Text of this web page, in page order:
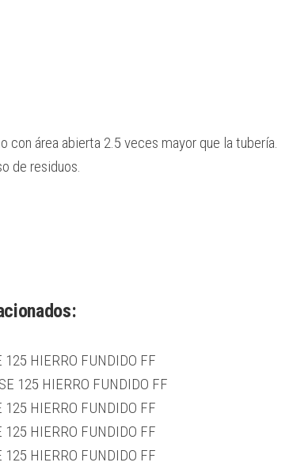
área abierta 2.5 veces mayor que la tubería.
de residuos.
125 HIERRO FUNDIDO FF
125 HIERRO FUNDIDO FF
125 HIERRO FUNDIDO FF
125 HIERRO FUNDIDO FF
125 HIERRO FUNDIDO FF